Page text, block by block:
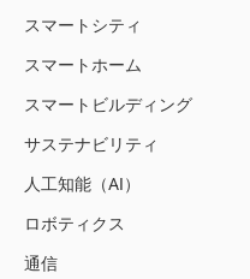
スマートシティ
スマートホーム
スマートビルディング
サステナビリティ
人工知能（AI）
ロボティクス
通信